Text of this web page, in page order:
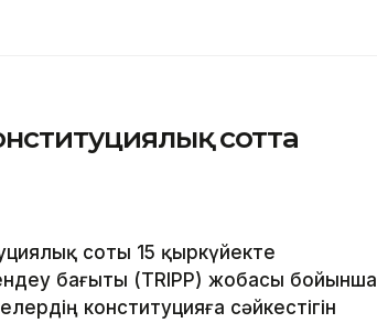
сотта
соты 15 қыркүйекте
бағыты (TRIPP) жобасы бойынша
конституцияға сәйкестігін